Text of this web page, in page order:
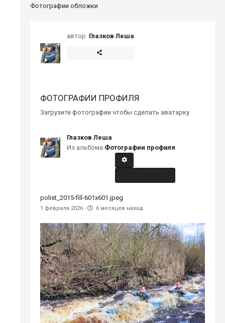
Фотографии обложки
автор Глазков Леша
ФОТОГРАФИИ ПРОФИЛЯ
Загрузите фотографии чтобы сделать аватарку
Глазков Леша
Из альбома Фотографии профиля
polist_2015-fill-601x601.jpeg
1 февраля 2026 · 6 месяцев назад